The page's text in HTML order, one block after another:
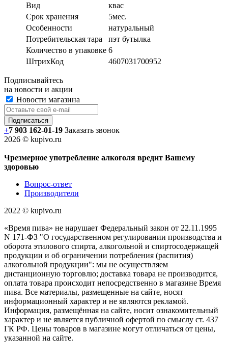
Вид
квас
Срок хранения
5мес.
Особенности
натуральный
Потребительская тара
пэт бутылка
Количество в упаковке 6
ШтрихКод
4607031700952
Подписывайтесь
на новости и акции
Новости магазина
+7 903 162-01-19 Заказать звонок
2026 © kupivo.ru
Чрезмерное употребление алкоголя вредит Вашему
здоровью
Вопрос-ответ
Производители
2022 ©️ kupivo.ru
«Время пива» не нарушает Федеральный закон от 22.11.1995
N 171-ФЗ "О государственном регулировании производства и
оборота этилового спирта, алкогольной и спиртосодержащей
продукции и об ограничении потребления (распития)
алкогольной продукции": мы не осуществляем
дистанционную торговлю; доставка товара не производится,
оплата товара происходит непосредственно в магазине Время
пива. Все материалы, размещенные на сайте, носят
информационный характер и не являются рекламой.
Информация, размещённая на сайте, носит ознакомительный
характер и не является публичной офертой по смыслу ст. 437
ГК РФ. Цены товаров в магазине могут отличаться от цены,
указанной на сайте.